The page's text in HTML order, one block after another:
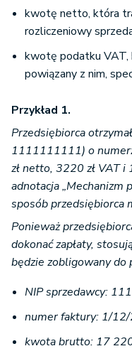
kwotę netto, która
rozliczeniowy
kwotę podatku VAT,
powiązany z nim,
Przykład 1.
Przedsiębiorca
1111111111) o
zł netto, 3220 zł VAT
adnotacja „Mechanizm
sposób przedsiębiorca
Ponieważ
dokonać zapłaty,
będzie zobligowany do
NIP sprzedawcy:
numer faktury: 1/
kwota brutto: 17